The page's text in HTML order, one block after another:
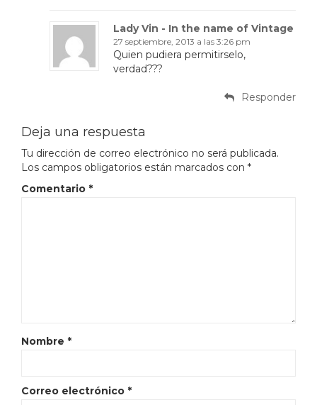
Lady Vin - In the name of Vintage
27 septiembre, 2013 a las 3:26 pm
Quien pudiera permitirselo,
verdad???
Responder
Deja una respuesta
Tu dirección de correo electrónico no será publicada.
Los campos obligatorios están marcados con *
Comentario *
Nombre *
Correo electrónico *